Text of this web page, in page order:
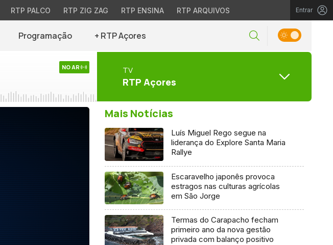
RTP PALCO RTP ZIG ZAG RTP ENSINA RTP ARQUIVOS Entrar
Programação + RTP Açores
NO AR TV
RTP Açores
Mais Notícias
Luís Miguel Rego segue na
liderança do Explore Santa Maria
Rallye
Escaravelho japonês provoca
estragos nas culturas agrícolas
em São Jorge
Termas do Carapacho fecham
primeiro ano da nova gestão
privada com balanço positivo